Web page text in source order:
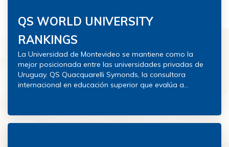
QS WORLD UNIVERSITY
RANKINGS
La Universidad de Montevideo se mantiene como la
mejor posicionada entre las universidades privadas de
Uruguay. QS Quacquarelli Symonds, la consultora
internacional en educación superior que evalúa a...